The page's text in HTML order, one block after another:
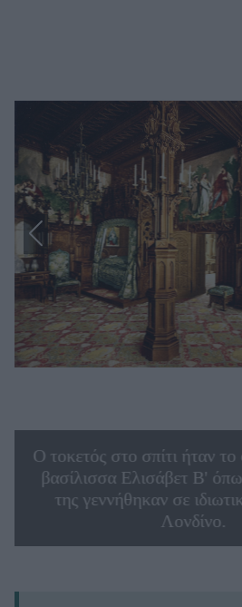
Ο τοκετός στο σπίτι ήταν
βασίλισσα Ελισάβετ Β'
της γεννήθηκαν σε
Λονδίνο.